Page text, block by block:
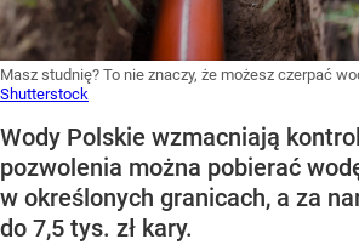
Masz studnię? To nie znaczy, że możesz czerpać
Shutterstock
Wody Polskie wzmacniają
pozwolenia można pobierać
w określonych granicach, a za
do 7,5 tys. zł kary.